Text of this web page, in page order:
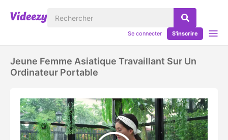
Se connecter S'inscrire
Jeune Femme Asiatique Travaillant Sur Un
Ordinateur Portable